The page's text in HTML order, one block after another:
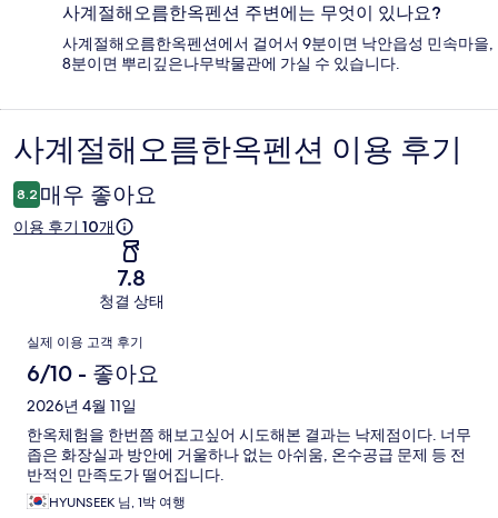
사계절해오름한옥펜션 주변에는 무엇이 있나요?
사계절해오름한옥펜션에서 걸어서 9분이면 낙안읍성 민속마을,
8분이면 뿌리깊은나무박물관에 가실 수 있습니다.
이
용
후
사계절해오름한옥펜션 이용 후기
8.2 매우 좋아요
이용 후기 10개
7.8
청결 상태
이
용
후
기
실제 이용 고객 후기
6/10 - 좋아요
2026년 4월 11일
한옥체험을 한번쯤 해보고싶어 시도해본 결과는 낙제점이다. 너무
좁은 화장실과 방안에 거울하나 없는 아쉬움, 온수공급 문제 등 전
반적인 만족도가 떨어집니다.
HYUNSEEK 님, 1박 여행